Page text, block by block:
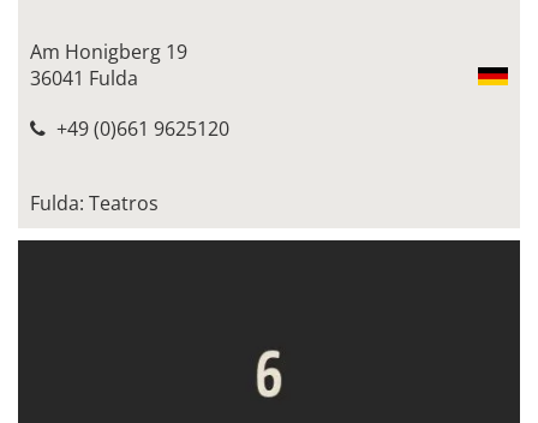
Am Honigberg 19
36041 Fulda
+49 (0)661 9625120
Fulda: Teatros